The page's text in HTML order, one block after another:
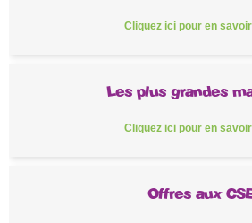
Cliquez ici pour en
Les plus grandes
Cliquez ici pour en
Offres aux